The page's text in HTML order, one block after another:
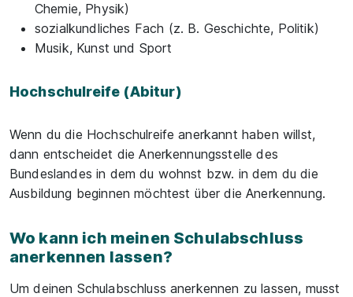
Chemie, Physik)
sozialkundliches Fach (z. B. Geschichte, Politik)
Musik, Kunst und Sport
Hochschulreife (Abitur)
Wenn du die Hochschulreife anerkannt haben willst,
dann entscheidet die Anerkennungsstelle des
Bundeslandes in dem du wohnst bzw. in dem du die
Ausbildung beginnen möchtest über die Anerkennung.
Wo kann ich meinen Schulabschluss
anerkennen lassen?
Um deinen Schulabschluss anerkennen zu lassen, musst